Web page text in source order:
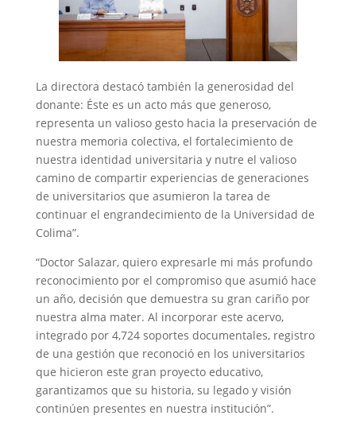
La directora destacó también la generosidad del
donante: Éste es un acto más que generoso,
representa un valioso gesto hacia la preservación de
nuestra memoria colectiva, el fortalecimiento de
nuestra identidad universitaria y nutre el valioso
camino de compartir experiencias de generaciones
de universitarios que asumieron la tarea de
continuar el engrandecimiento de la Universidad de
Colima”.
“Doctor Salazar, quiero expresarle mi más profundo
reconocimiento por el compromiso que asumió hace
un año, decisión que demuestra su gran cariño por
nuestra alma mater. Al incorporar este acervo,
integrado por 4,724 soportes documentales, registro
de una gestión que reconoció en los universitarios
que hicieron este gran proyecto educativo,
garantizamos que su historia, su legado y visión
continúen presentes en nuestra institución”.